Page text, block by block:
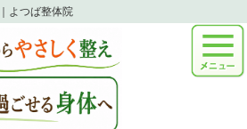
よつば整体院